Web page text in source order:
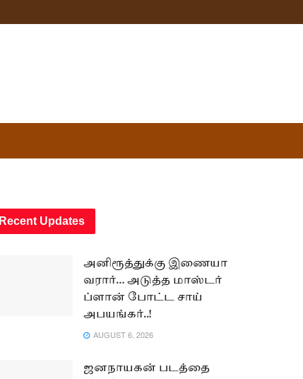
Recent Updates
அனிரூத்துக்கு இணையா
வரார்… அடுத்த மாஸ்டர்
ப்ளான் போட்ட சாய்
அபயங்கர்..!
AUGUST 6, 2026
ஜனநாயகன் படத்தை